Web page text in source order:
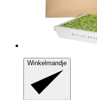
Winkelmandje